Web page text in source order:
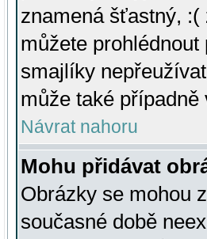
znamená šťastný,
můžete
smajlíky
může také
Návrat nahoru
Mohu přidávat
Obrázky se mohou
současné době